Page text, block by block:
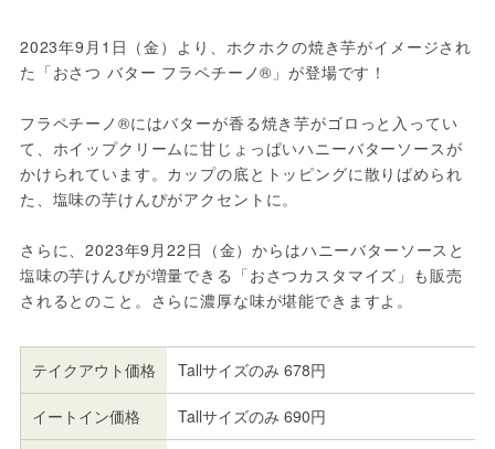
2023年9月1日（金）より、ホクホクの焼き芋がイメージされ
た「おさつ バター フラペチーノ®」が登場です！
フラペチーノ®にはバターが香る焼き芋がゴロっと入ってい
て、ホイップクリームに甘じょっぱいハニーバターソースが
かけられています。カップの底とトッピングに散りばめられ
た、塩味の芋けんぴがアクセントに。
さらに、2023年9月22日（金）からはハニーバターソースと
塩味の芋けんぴが増量できる「おさつカスタマイズ」も販売
されるとのこと。さらに濃厚な味が堪能できますよ。
テイクアウト価格 Tallサイズのみ 678円
イートイン価格 Tallサイズのみ 690円